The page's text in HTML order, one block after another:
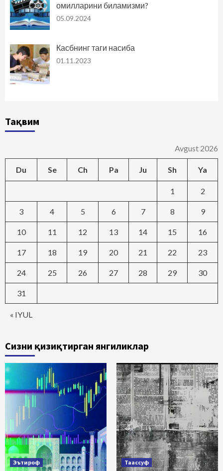
омилларини биламизми?
05.09.2024
Касбнинг таги насиба
01.11.2023
Тақвим
Avgust 2026
Du Se Ch Pa Ju Sh Ya
« IYUL
1 2
3 4 5 6 7 8 9
10 11 12 13 14 15 16
17 18 19 20 21 22 23
24 25 26 27 28 29 30
31
Сизни қизиқтирган янгиликлар
Эътироф Таассуф